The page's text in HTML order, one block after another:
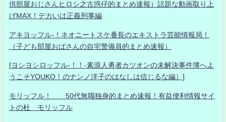
供部屋おじさんヒロシ之古惑仔的まとめ速報）話題な動画取り上
げMAX！デカいは正義刑事編
アキヨッフル-！ネオニートスケ番長のエキストラ芸能情報局！
（子ども部屋おばさんの自宅警備員的まとめ速報）
[ヨシヨシロッフル-！！-素浪人勇者カツオンの未解決事件簿へよ
うこそYOUKO！のナンノ洋子のはなしは信じるな編）]
モリッフル！ 50代無職独身的まとめ速報！有益便利情報サイ
トの杜 モリッフル